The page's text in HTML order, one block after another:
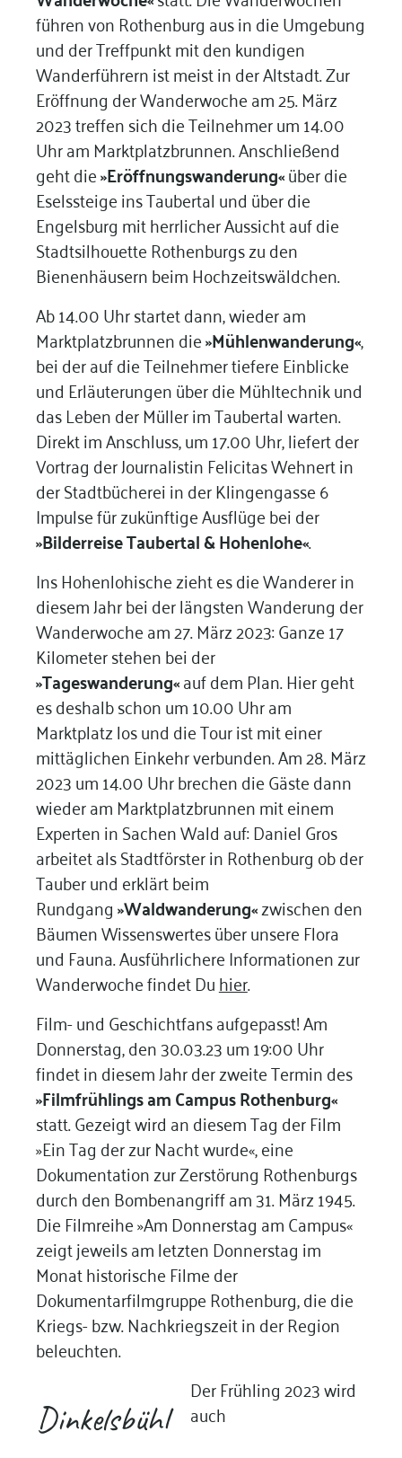
führen von Rothenburg aus in die Umgebung
und der Treffpunkt mit den kundigen
Wanderführern ist meist in der Altstadt. Zur
Eröffnung der Wanderwoche am 25. März
2023 treffen sich die Teilnehmer um 14.00
Uhr am Marktplatzbrunnen. Anschließend
geht die»Eröffnungswanderung«über die
Eselssteige ins Taubertal und über die
Engelsburg mit herrlicher Aussicht auf die
Stadtsilhouette Rothenburgs zu den
Bienenhäusern beim Hochzeitswäldchen.
Ab 14.00 Uhr startet dann, wieder am
Marktplatzbrunnen die»Mühlenwanderung«,
bei der auf die Teilnehmer tiefere Einblicke
und Erläuterungen über die Mühltechnik und
das Leben der Müller im Taubertal warten.
Direkt im Anschluss, um 17.00 Uhr, liefert der
Vortrag der Journalistin Felicitas Wehnert in
der Stadtbücherei in der Klingengasse 6
Impulse für zukünftige Ausflüge bei der
»Bilderreise Taubertal & Hohenlohe«.
Ins Hohenlohische zieht es die Wanderer in
diesem Jahr bei der längsten Wanderung der
Wanderwoche am 27. März 2023: Ganze 17
Kilometer stehen bei der
»Tageswanderung«auf dem Plan. Hier geht
es deshalb schon um 10.00 Uhr am
Marktplatz los und die Tour ist mit einer
mittäglichen Einkehr verbunden. Am 28. März
2023 um 14.00 Uhr brechen die Gäste dann
wieder am Marktplatzbrunnen mit einem
Experten in Sachen Wald auf: Daniel Gros
arbeitet als Stadtförster in Rothenburg ob der
Tauber und erklärt beim
Rundgang»Waldwanderung«zwischen den
Bäumen Wissenswertes über unsere Flora
und Fauna. Ausführlichere Informationen zur
Wanderwoche findet Duhier.
Film- und Geschichtfans aufgepasst! Am
Donnerstag, den 30.03.23 um 19:00 Uhr
findet in diesem Jahr der zweite Termin des
»Filmfrühlings am Campus Rothenburg«
statt. Gezeigt wird an diesem Tag der Film
»Ein Tag der zur Nacht wurde«, eine
Dokumentation zur Zerstörung Rothenburgs
durch den Bombenangriff am 31. März 1945.
Die Filmreihe »Am Donnerstag am Campus«
zeigt jeweils am letzten Donnerstag im
Monat historische Filme der
Dokumentarfilmgruppe Rothenburg, die die
Kriegs- bzw. Nachkriegszeit in der Region
beleuchten.
Dinkelsbühl
Der Frühling 2023 wird
auch